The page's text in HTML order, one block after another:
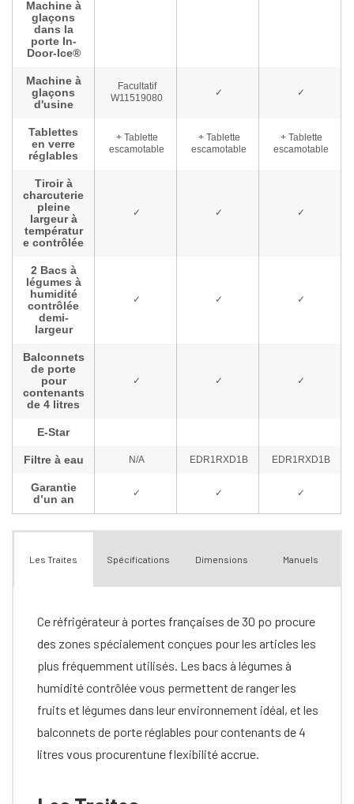
Les Traites Spécifications Dimensions Manuels
Ce réfrigérateur à portes françaises de 30 po procure
des zones spécialement conçues pour les articles les
plus fréquemment utilisés. Les bacs à légumes à
humidité contrôlée vous permettent de ranger les
fruits et légumes dans leur environnement idéal, et les
balconnets de porte réglables pour contenants de 4
litres vous procurentune flexibilité accrue.